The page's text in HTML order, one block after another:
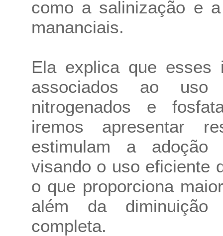
como a salinização e
mananciais.
Ela explica que esses
associados ao uso
nitrogenados e
iremos apresentar
estimulam a adoção
visando o uso eficiente
o que proporciona
além da diminuição
completa.